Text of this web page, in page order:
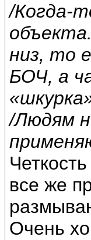
/Когда-
низ, то
БОЧ, а
/Людям
все же
Очень